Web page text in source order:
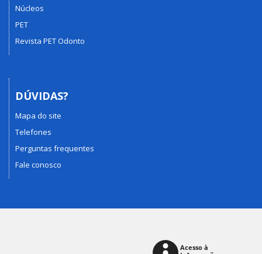
Núcleos
PET
Revista PET Odonto
DÚVIDAS?
Mapa do site
Telefones
Perguntas frequentes
Fale conosco